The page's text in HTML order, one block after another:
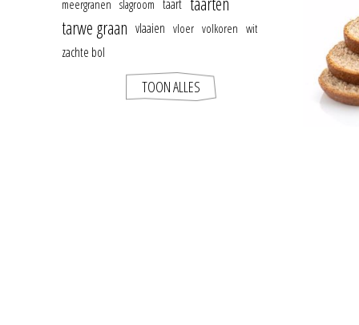
meergranen slagroom taart
tarwe graan vlaaien vloer volkoren wit
zachte bol
TOON ALLES